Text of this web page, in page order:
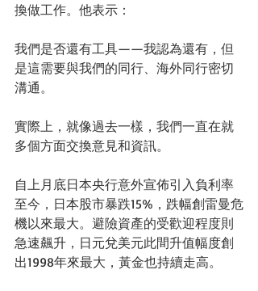
換做工作。他表示：
我們是否還有工具——我認為還有，但
是這需要與我們的同行、海外同行密切
溝通。
實際上，就像過去一樣，我們一直在就
多個方面交換意見和資訊。
自上月底日本央行意外宣佈引入負利率
至今，日本股市暴跌15%，跌幅創雷曼危
機以來最大。避險資產的受歡迎程度則
急速飆升，日元兌美元此間升值幅度創
出1998年來最大，黃金也持續走高。